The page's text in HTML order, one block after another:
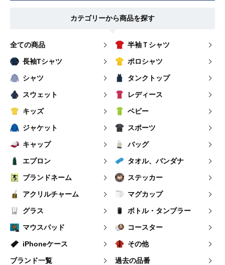
カテゴリーから商品を探す
全ての商品 半袖Ｔシャツ
長袖Tシャツ ポロシャツ
シャツ タンクトップ
スウェット レディース
キッズ ベビー
ジャケット スポーツ
キャップ バッグ
エプロン タオル、バンダナ
ブランドネーム ステッカー
アクリルチャーム マグカップ
グラス ボトル・タンブラー
マウスパッド コースター
iPhoneケース その他
ブランド一覧 過去の品番